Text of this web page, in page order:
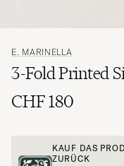
E. MARINELLA
3-Fold Printed
CHF 180
KAUF DAS
ZURÜCK